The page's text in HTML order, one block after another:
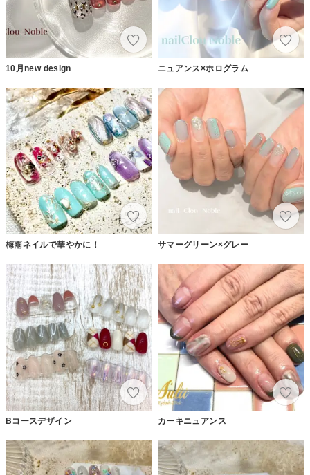
10月new design ニュアンス×ホログラム
梅雨ネイルで華やかに！ サマーグリーン×グレー
Bコースデザイン カーキニュアンス